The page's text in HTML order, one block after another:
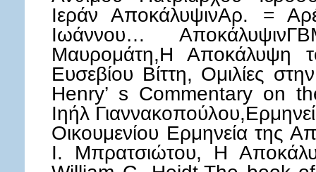
Ιεράν ΑποκάλυψινΑρ. =
Ιωάννου…
Μαυρομάτη,Η Αποκάλυψη
Ευσεβίου Βίττη, Ομιλίες
Henry’ s Commentary on
Ιηήλ
Οικουμενίου Ερμηνεία της
Ι. Μπρατσιώτου, Η